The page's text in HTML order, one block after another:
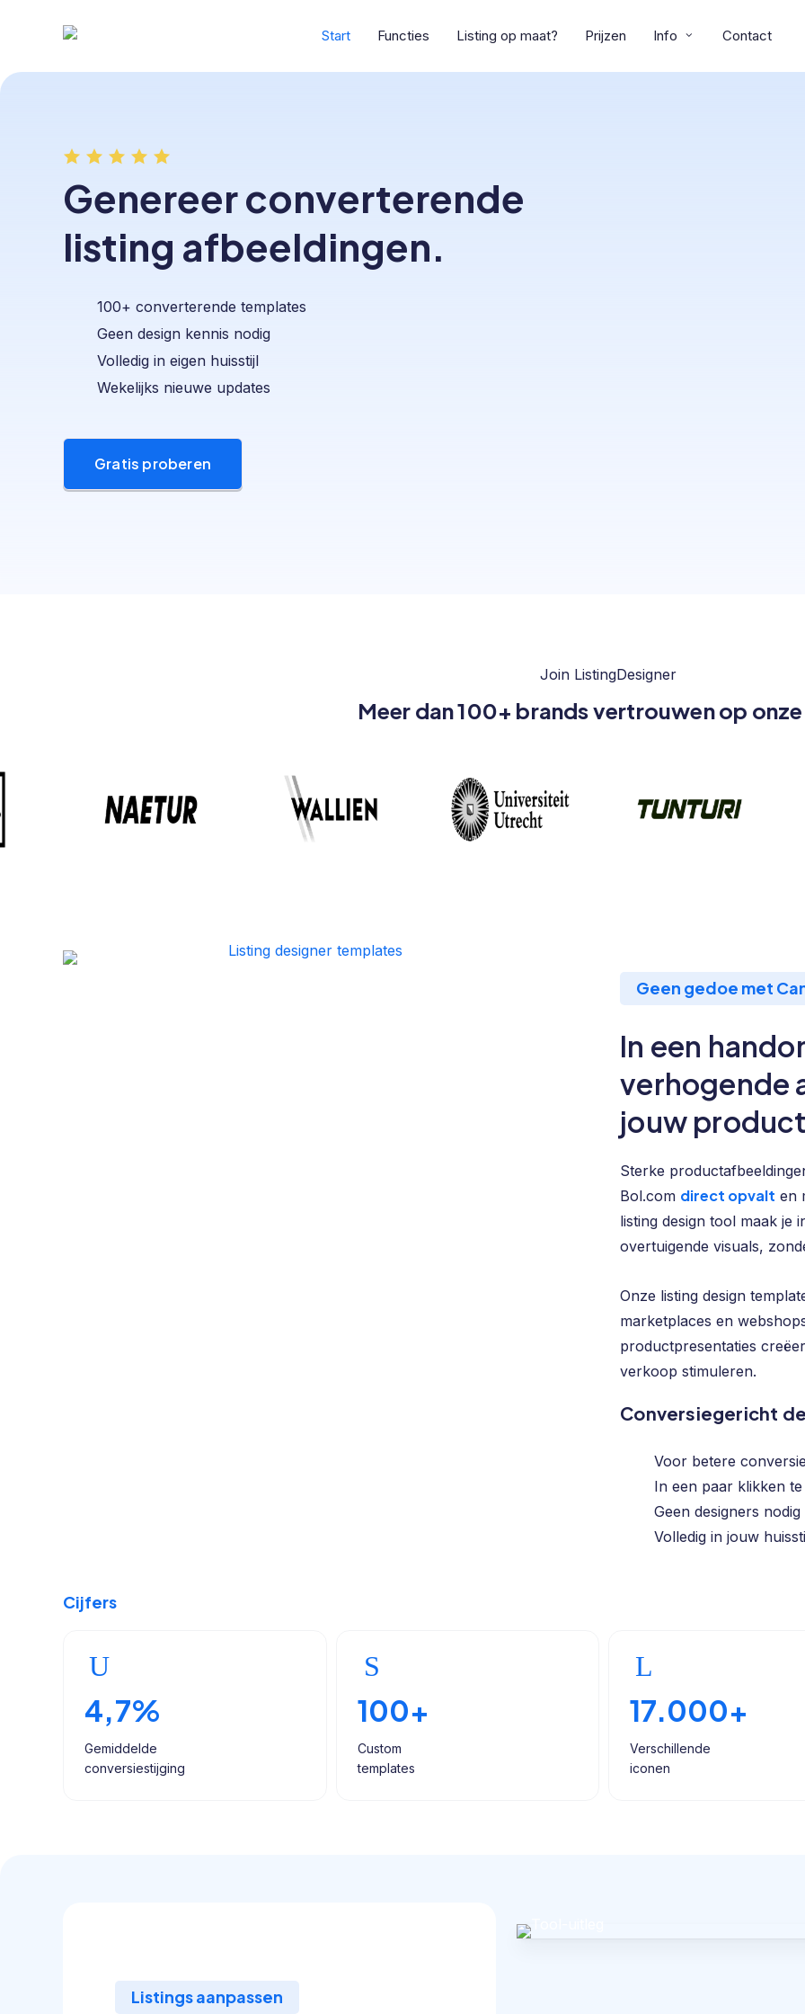
content
Start Functies Listing op maat? Prijzen Info Contact
Genereer converterende
listing afbeeldingen.
100+ converterende templates
Geen design kennis nodig
Volledig in eigen huisstijl
Wekelijks nieuwe updates
Gratis proberen
Join ListingDesigner
Meer dan 100+ brands vertrouwen op
Geen gedoe met
In een
verhogende
jouw
Sterke
Bol.com direct opvalt en
listing design tool maak je
overtuigende visuals,
Onze listing design
marketplaces en
productpresentaties
verkoop stimuleren.
Conversiegericht
Voor betere
In een paar klikken
Geen designers nodig
Volledig in jouw
Cijfers
4,7%
Gemiddelde
conversiestijging
100+
Custom
templates
17.000+
Verschillende
iconen
Listings aanpassen